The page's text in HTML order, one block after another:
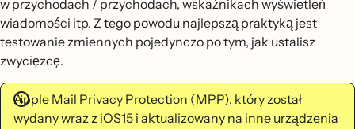
w przychodach / przychodach, wskaźnikach wyświetleń
wiadomości itp. Z tego powodu najlepszą praktyką jest
testowanie zmiennych pojedynczo po tym, jak ustalisz
zwycięzcę.
Apple Mail Privacy Protection (MPP), który został
wydany wraz z iOS15 i aktualizowany na inne urządzenia